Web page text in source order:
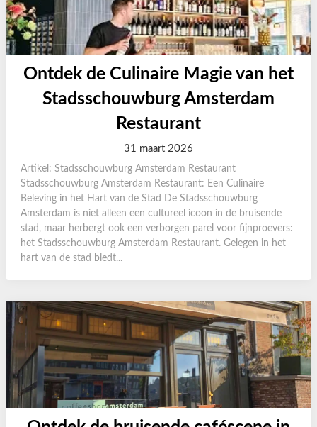
Ontdek de Culinaire Magie van het
Stadsschouwburg Amsterdam
Restaurant
31 maart 2026
Artikel: Stadsschouwburg Amsterdam Restaurant
Stadsschouwburg Amsterdam Restaurant: Een Culinaire
Beleving in het Hart van de Stad De Stadsschouwburg
Amsterdam is niet alleen een cultureel icoon in de bruisende
stad, maar herbergt ook een verborgen parel voor fijnproevers:
het Stadsschouwburg Amsterdam Restaurant. Gelegen in het
hart van de stad biedt...